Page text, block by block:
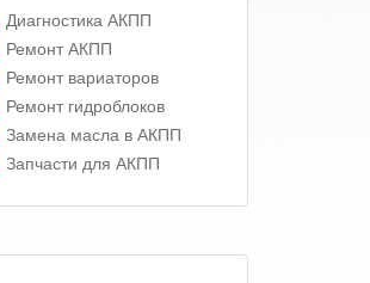
Диагностика АКПП
Ремонт АКПП
Ремонт вариаторов
Ремонт гидроблоков
Замена масла в АКПП
Запчасти для АКПП